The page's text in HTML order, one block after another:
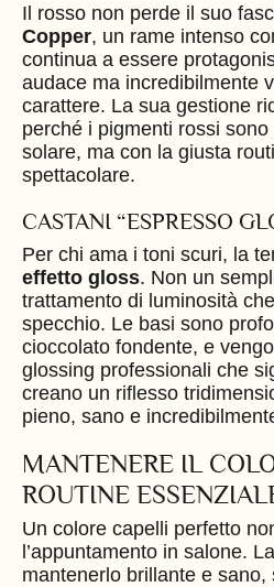
Il rosso non perde il suo
Copper, un rame intenso
continua a essere
audace ma incredibilmente
carattere. La sua gestione
perché i pigmenti rossi
solare, ma con la giusta
spettacolare.
CASTANI “ESPRESSO
Per chi ama i toni scuri, la
effetto gloss. Non un
trattamento di luminosità
specchio. Le basi sono
cioccolato fondente, e
glossing professionali che
creano un riflesso
pieno, sano e
MANTENERE IL
ROUTINE
Un colore capelli perfetto
l’appuntamento in salone.
mantenerlo brillante e